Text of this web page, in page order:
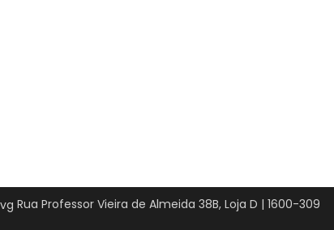
Rua Professor Vieira de Almeida 38B, Loja D | 1600-309